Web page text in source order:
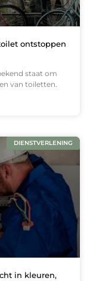
ontstoppen
staat om
van toiletten.
DIENSTVERLENING
in kleuren,